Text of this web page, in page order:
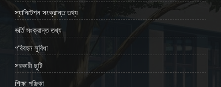
স্যানিটেশন সংক্রান্ত তথ্য
ভর্তি সংক্রান্ত তথ্য
পরিবহন সুবিধা
সরকারী ছুটি
শিক্ষা পঞ্জিকা